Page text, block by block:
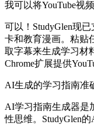
我可以将YouTube视
可以！StudyGlen现
卡和教育漫画。粘贴
取字幕来生成学习
Chrome扩展提供
AI生成的学习指南准
AI学习指南生成器是
性思维。StudyGlen